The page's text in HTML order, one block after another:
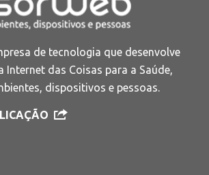
de tecnologia que desenvolve
Internet das Coisas para a Saúde,
dispositivos e pessoas.